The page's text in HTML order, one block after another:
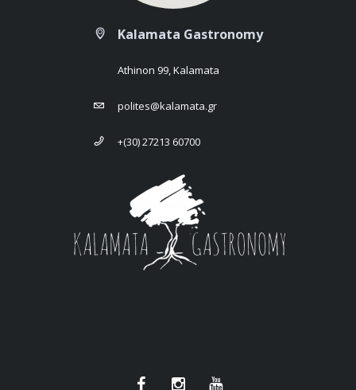
Kalamata Gastronomy
Athinon 99, Kalamata
polites@kalamata.gr
+(30) 27213 60700